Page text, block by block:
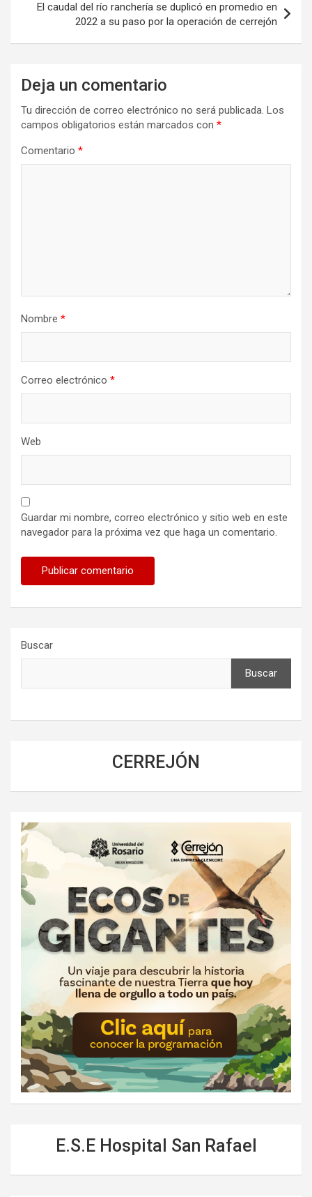
El caudal del río ranchería se duplicó en promedio en
2022 a su paso por la operación de cerrejón
Deja un comentario
Tu dirección de correo electrónico no será publicada. Los
campos obligatorios están marcados con *
Comentario *
Nombre *
Correo electrónico *
Web
Guardar mi nombre, correo electrónico y sitio web en este
navegador para la próxima vez que haga un comentario.
Buscar
Buscar
CERREJÓN
E.S.E Hospital San Rafael